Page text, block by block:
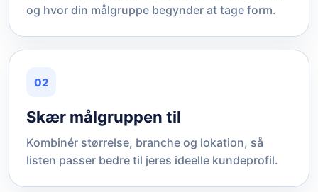
og hvor din målgruppe begynder at tage form.
02
Skær målgruppen til
Kombinér størrelse, branche og lokation, så
listen passer bedre til jeres ideelle kundeprofil.